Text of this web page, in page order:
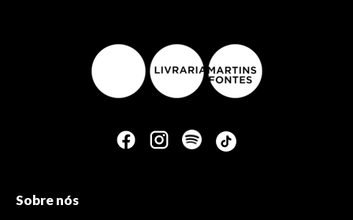
Sobre nós